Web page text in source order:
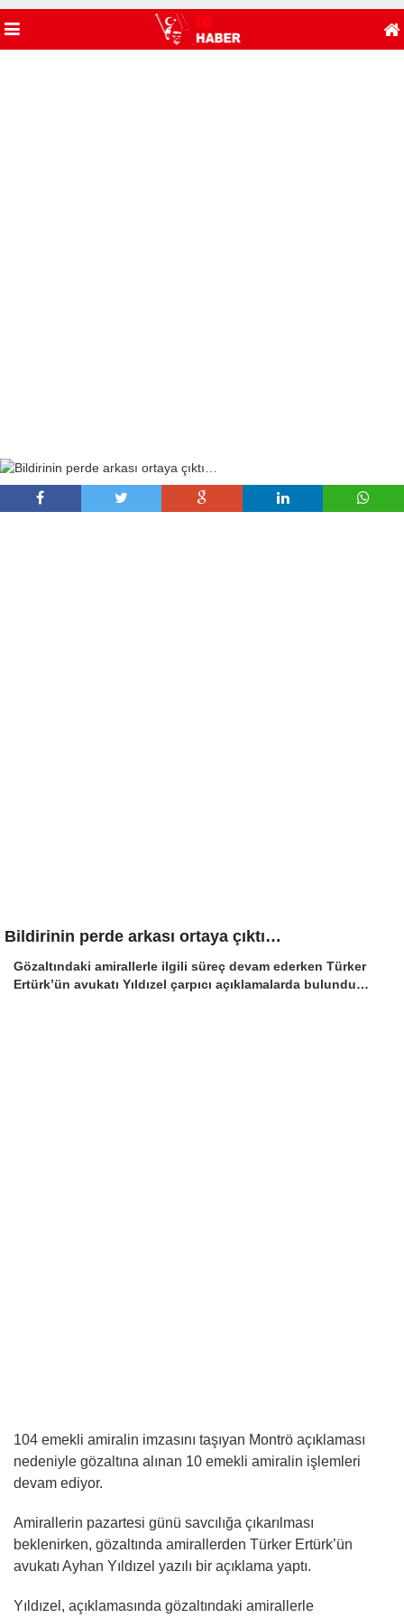
Bildirinin perde arkası ortaya çıktı…
Gözaltındaki amirallerle ilgili süreç devam ederken Türker
Ertürk’ün avukatı Yıldızel çarpıcı açıklamalarda bulundu…
104 emekli amiralin imzasını taşıyan Montrö açıklaması
nedeniyle gözaltına alınan 10 emekli amiralin işlemleri
devam ediyor.
Amirallerin pazartesi günü savcılığa çıkarılması
beklenirken, gözaltında amirallerden Türker Ertürk’ün
avukatı Ayhan Yıldızel yazılı bir açıklama yaptı.
Yıldızel, açıklamasında gözaltındaki amirallerle